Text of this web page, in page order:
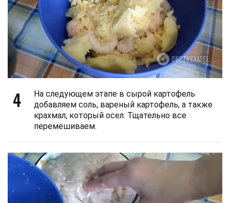
4
На следующем этапе в сырой картофель
добавляем соль, вареный картофель, а также
крахмал, который осел. Тщательно все
перемешиваем.